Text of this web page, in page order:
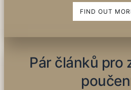
FIND OUT
Pár článků pro